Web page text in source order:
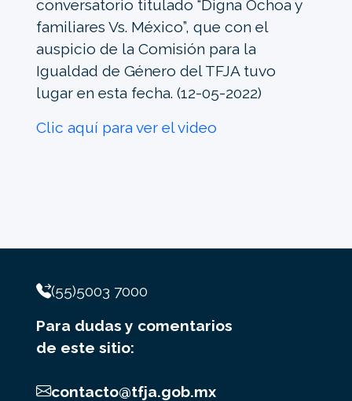
conversatorio titulado “Digna Ochoa y
familiares Vs. México”, que con el
auspicio de la Comisión para la
Igualdad de Género del TFJA tuvo
lugar en esta fecha. (12-05-2022)
Clic aquí para ver el video
(55)5003 7000
Para dudas y comentarios
de este sitio:
contacto@tfja.gob.mx